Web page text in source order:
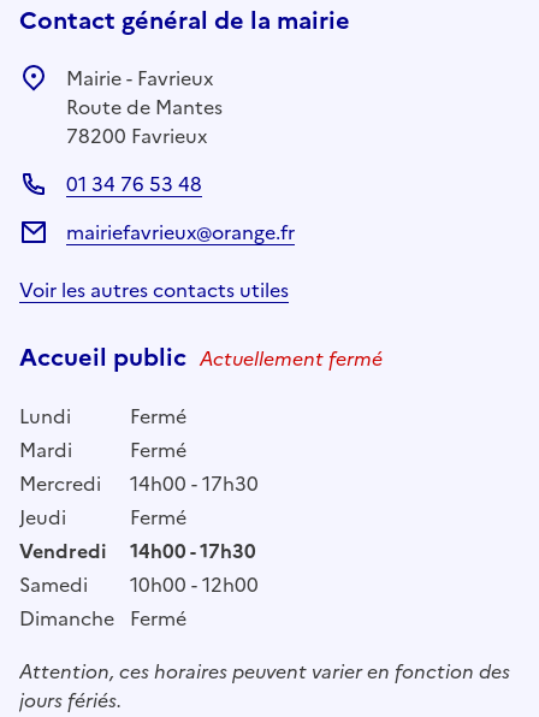
Contact général de la mairie
Mairie - Favrieux
Route de Mantes
78200 Favrieux
01 34 76 53 48
mairiefavrieux@orange.fr
Voir les autres contacts utiles
Accueil public Actuellement fermé
Lundi
Fermé
Mardi
Fermé
Mercredi
14h00 - 17h30
Jeudi
Fermé
Vendredi
14h00 - 17h30
Samedi
10h00 - 12h00
Dimanche Fermé
Attention, ces horaires peuvent varier en fonction des
jours fériés.